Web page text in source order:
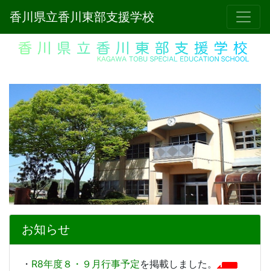
香川県立香川東部支援学校
お知らせ
・ R8年度８・９月行事予定を掲載しました。